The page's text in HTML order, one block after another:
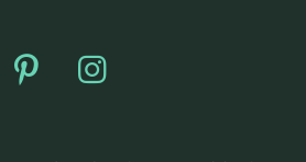
P
I